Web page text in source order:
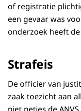
of registratie
een gevaar was
onderzoek heeft
Strafeis
De officier van
zaak toezicht aan